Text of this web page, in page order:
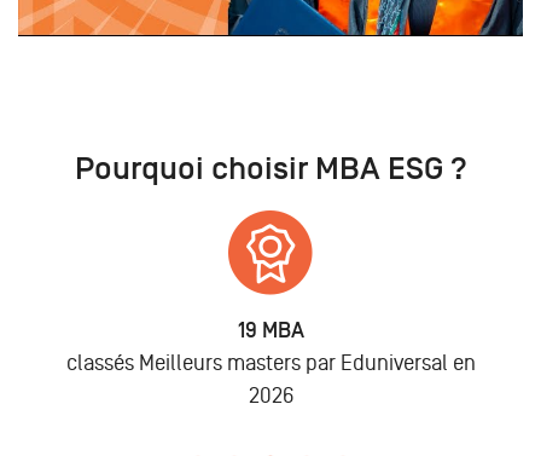
Pourquoi choisir MBA ESG ?
19 MBA
classés Meilleurs masters par Eduniversal en
2026